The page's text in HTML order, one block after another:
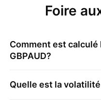
Foire
Comment est calculé
GBPAUD?
Quelle est la